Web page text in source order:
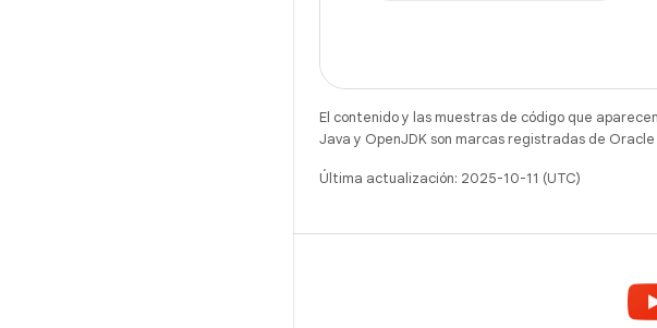
El contenido y las muestras de código que
Java y OpenJDK son marcas registradas de Oracle
Última actualización: 2025-10-11 (UTC)